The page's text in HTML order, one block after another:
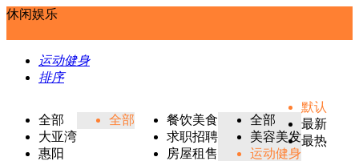
休闲娱乐
运动健身
排序
全部
大亚湾
惠阳
全部
餐饮美食
求职招聘
房屋租售
全部
美容美发
运动健身
默认
最新
最热